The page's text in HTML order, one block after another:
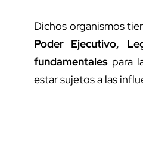
Dichos organismos
Poder Ejecutivo,
fundamentales para
estar sujetos a las